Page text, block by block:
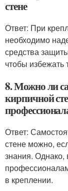
стене
Ответ: При
необходимо
средства
чтобы избежать
8. Можно ли
кирпичной
Ответ:
стене можно,
знания. Однако,
в креплении.